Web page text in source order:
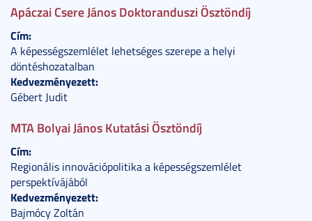
Apáczai Csere János Doktoranduszi Ösztöndíj
Cím:
A képességszemlélet lehetséges szerepe a helyi
döntéshozatalban
Kedvezményezett:
Gébert Judit
MTA Bolyai János Kutatási Ösztöndíj
Cím:
Regionális innovációpolitika a képességszemlélet
perspektívájából
Kedvezményezett:
Bajmócy Zoltán